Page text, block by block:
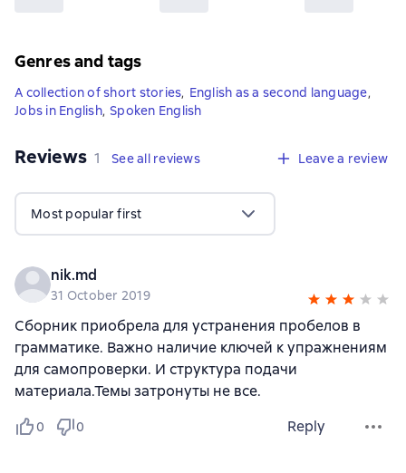
Genres and tags
A collection of short stories, English as a second language,
Jobs in English, Spoken English
Reviews 1 review
1 See all reviews Leave a review
Most popular first
nik.md
31 October 2019
Сборник приобрела для устранения пробелов в
грамматике. Важно наличие ключей к упражнениям
для самопроверки. И структура подачи
материала.Темы затронуты не все.
0 0 Reply